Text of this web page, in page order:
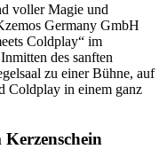
voller Magie und
Germany GmbH
Coldplay“ im
des sanften
zu einer Bühne, auf
Coldplay in einem ganz